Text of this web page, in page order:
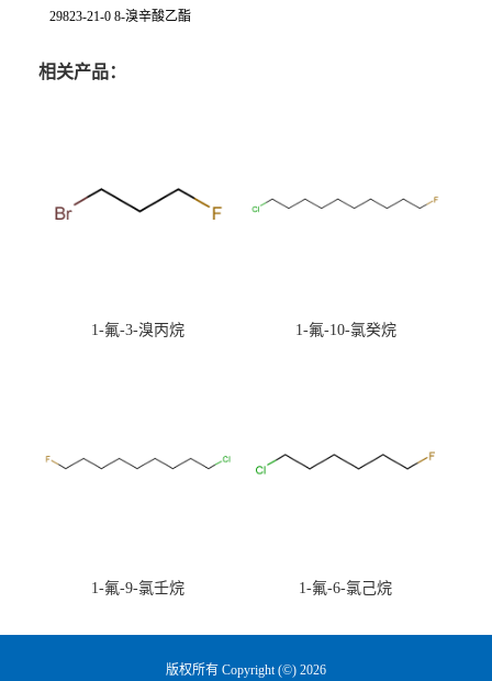
29823-21-0 8-溴辛酸乙酯
相关产品：
1-氟-3-溴丙烷 1-氟-10-氯癸烷
1-氟-9-氯壬烷 1-氟-6-氯己烷
版权所有 Copyright (©) 2026